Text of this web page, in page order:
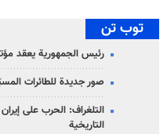
توب تن
رئيس الجمهورية يعقد
صور جديدة للطائرات
التلغراف: الحرب على
التاريخية